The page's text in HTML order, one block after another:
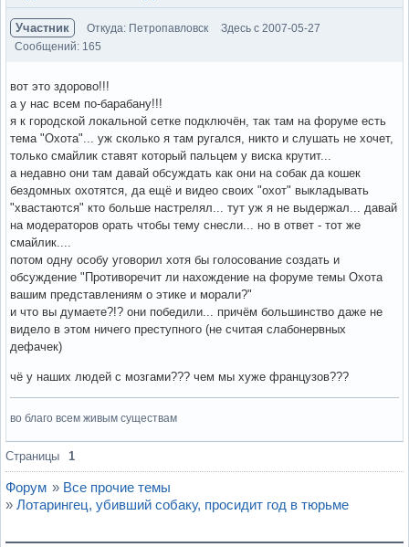
Участник Откуда: Петропавловск
Здесь с 2007-05-27
Сообщений: 165
вот это здорово!!!
а у нас всем по-барабану!!!
я к городской локальной сетке подключён, так там на форуме есть
тема "Охота"... уж сколько я там ругался, никто и слушать не хочет,
только смайлик ставят который пальцем у виска крутит...
а недавно они там давай обсуждать как они на собак да кошек
бездомных охотятся, да ещё и видео своих "охот" выкладывать
"хвастаются" кто больше настрелял... тут уж я не выдержал... давай
на модераторов орать чтобы тему снесли... но в ответ - тот же
смайлик....
потом одну особу уговорил хотя бы голосование создать и
обсуждение "Противоречит ли нахождение на форуме темы Охота
вашим представлениям о этике и морали?"
и что вы думаете?!? они победили... причём большинство даже не
видело в этом ничего преступного (не считая слабонервных
дефачек)
чё у наших людей с мозгами??? чем мы хуже французов???
во благо всем живым существам
Вне форума
Страницы 1
Форум » Все прочие темы
» Лотарингец, убивший собаку, просидит год в тюрьме